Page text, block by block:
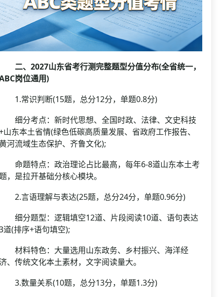
、2027山东省考行测完整题型分值分布(全省统一，
岗位通用)
常识判断(15题，总分12分，单题0.8分)
分考点：新时代思想、全国时政、法律、文史科技
山东本土省情(绿色低碳高质量发展、省政府工作报告、
河流域生态保护、齐鲁文化);
题特点：政治理论占比最高，每年6-8道山东本土考
，是拉开基础分核心模块。
言语理解与表达(25题，总分24分，单题0.96分)
分题型：逻辑填空12道、片段阅读10道、语句表达
道(排序+语句填空);
料特色：大量选用山东政务、乡村振兴、海洋经
、传统文化本土素材，文字阅读量大。
数量关系(10题，总分13分，单题1.3分)